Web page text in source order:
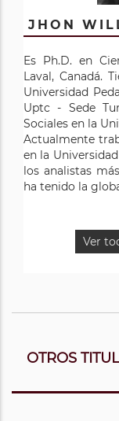
JHON
Es Ph.D. en
Laval, Canadá.
Universidad
Uptc - Sede
Sociales en la
Actualmente
en la
los analistas
ha tenido la
Ver
OTROS